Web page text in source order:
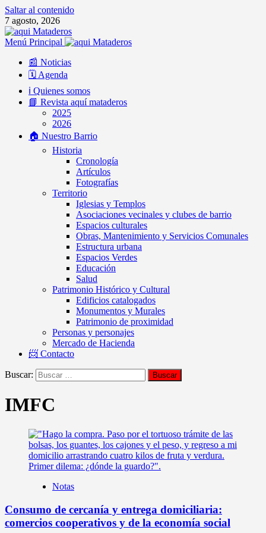
Saltar al contenido
7 agosto, 2026
Menú Principal
📰 Noticias
🗓️ Agenda
ℹ️ Quienes somos
📘 Revista aquí mataderos
2025
2026
🏠 Nuestro Barrio
Historia
Cronología
Artículos
Fotografías
Territorio
Iglesias y Templos
Asociaciones vecinales y clubes de barrio
Espacios culturales
Obras, Mantenimiento y Servicios Comunales
Estructura urbana
Espacios Verdes
Educación
Salud
Patrimonio Histórico y Cultural
Edificios catalogados
Monumentos y Murales
Patrimonio de proximidad
Personas y personajes
Mercado de Hacienda
📨 Contacto
Buscar:
IMFC
Notas
Consumo de cercanía y entrega domiciliaria:
comercios cooperativos y de la economía social